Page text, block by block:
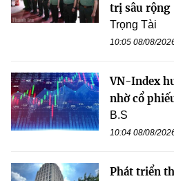
trị sâu rộng
Trọng Tài
10:05 08/08/
VN-Index
nhờ cổ
B.S
10:04 08/08/
Phát triển